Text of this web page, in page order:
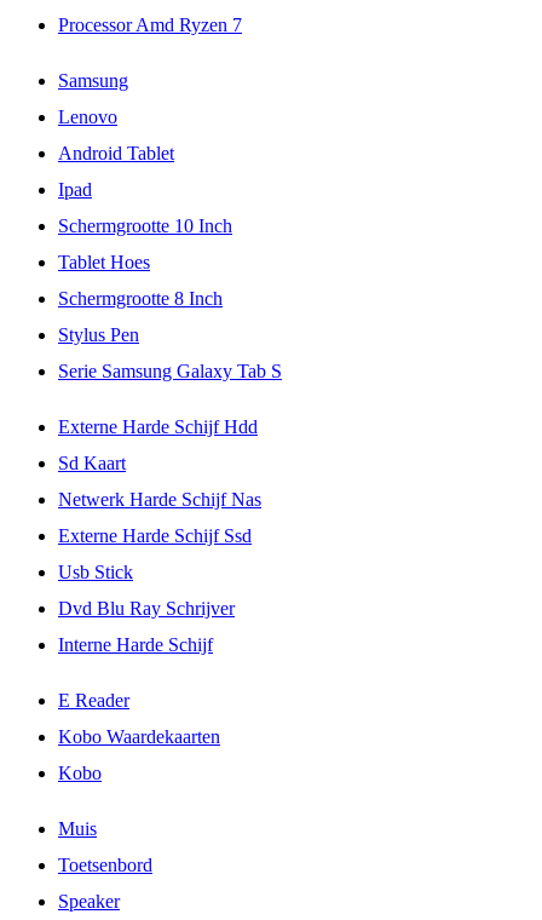
Processor Amd Ryzen 7
Samsung
Lenovo
Android Tablet
Ipad
Schermgrootte 10 Inch
Tablet Hoes
Schermgrootte 8 Inch
Stylus Pen
Serie Samsung Galaxy Tab S
Externe Harde Schijf Hdd
Sd Kaart
Netwerk Harde Schijf Nas
Externe Harde Schijf Ssd
Usb Stick
Dvd Blu Ray Schrijver
Interne Harde Schijf
E Reader
Kobo Waardekaarten
Kobo
Muis
Toetsenbord
Speaker